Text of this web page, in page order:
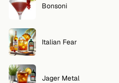
Bonsoni
Italian Fear
Jager Metal